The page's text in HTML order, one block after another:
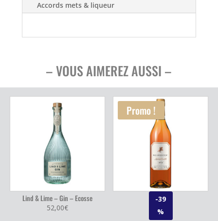
Accords mets & liqueur
– VOUS AIMEREZ AUSSI –
Lind & Lime – Gin – Ecosse
52,00€
Promo !
-39
%